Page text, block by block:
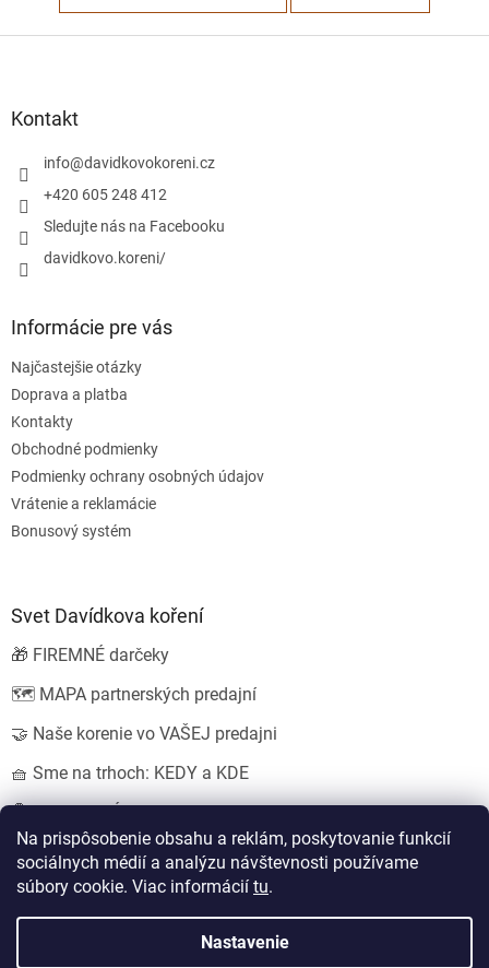
Na prispôsobenie obsahu a reklám, poskytovanie funkcií
sociálnych médií a analýzu návštevnosti používame
súbory cookie. Viac informácií tu.
Nastavenie
Kontakt
info@davidkovokoreni.cz
+420 605 248 412
Sledujte nás na Facebooku
davidkovo.koreni/
Informácie pre vás
Najčastejšie otázky
Doprava a platba
Kontakty
Obchodné podmienky
Podmienky ochrany osobných údajov
Vrátenie a reklamácie
Bonusový systém
Svet Davídkova koření
🎁 FIREMNÉ darčeky
🗺️ MAPA partnerských predajní
🤝 Naše korenie vo VAŠEJ predajni
🧺 Sme na trhoch: KEDY a KDE
EshopyUmíme.cz